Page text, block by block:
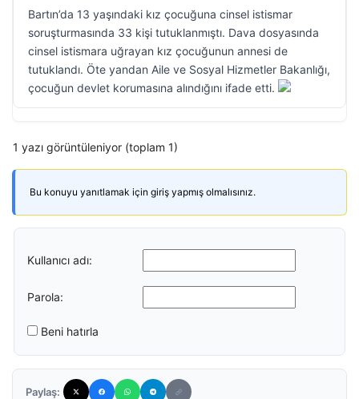
Bartın’da 13 yaşındaki kız çocuğuna cinsel istismar
soruşturmasında 33 kişi tutuklanmıştı. Dava dosyasında
cinsel istismara uğrayan kız çocuğunun annesi de
tutuklandı. Öte yandan Aile ve Sosyal Hizmetler Bakanlığı,
çocuğun devlet korumasına alındığını ifade etti.
1 yazı görüntüleniyor (toplam 1)
Bu konuyu yanıtlamak için giriş yapmış olmalısınız.
Kullanıcı adı:
Parola:
Beni hatırla
Paylaş: